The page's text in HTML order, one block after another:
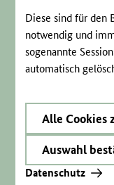
Diese sind für den
notwendig und
sogenannte
automatisch
Alle Cookies
Auswahl
Datenschutz